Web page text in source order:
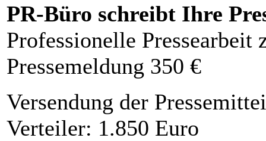
PR-Büro schreibt Ihre
Professionelle Pressearbeit
Pressemeldung 350 €
Versendung der
Verteiler: 1.850 Euro